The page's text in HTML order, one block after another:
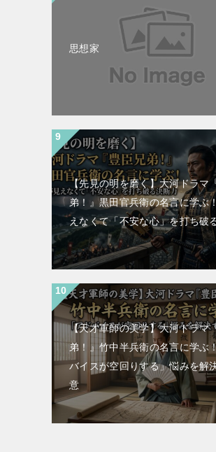
思想家
【先見の明を磨く】大河ドラマ
弟！』黒田官兵衛の名言に学ぶ
えなくて「不安な心」を打ち破
【天才軍師の美学】大河ドラマ
弟！』竹中半兵衛の名言に学ぶ
バイスが空回りする」悩みを解
意